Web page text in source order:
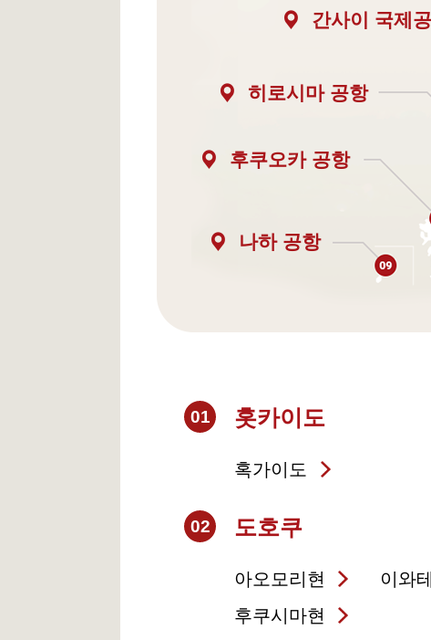
간사이 국제
히로시마 공항
후쿠오카 공항
나하 공항
01 홋카이도
혹가이도
02 도호쿠
아오모리현 이와
후쿠시마현